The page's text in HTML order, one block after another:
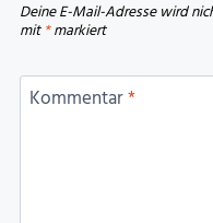
Deine E-Mail-Adresse wird
mit*markiert
Kommentar*